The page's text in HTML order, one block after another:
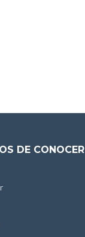
DE CONOCER